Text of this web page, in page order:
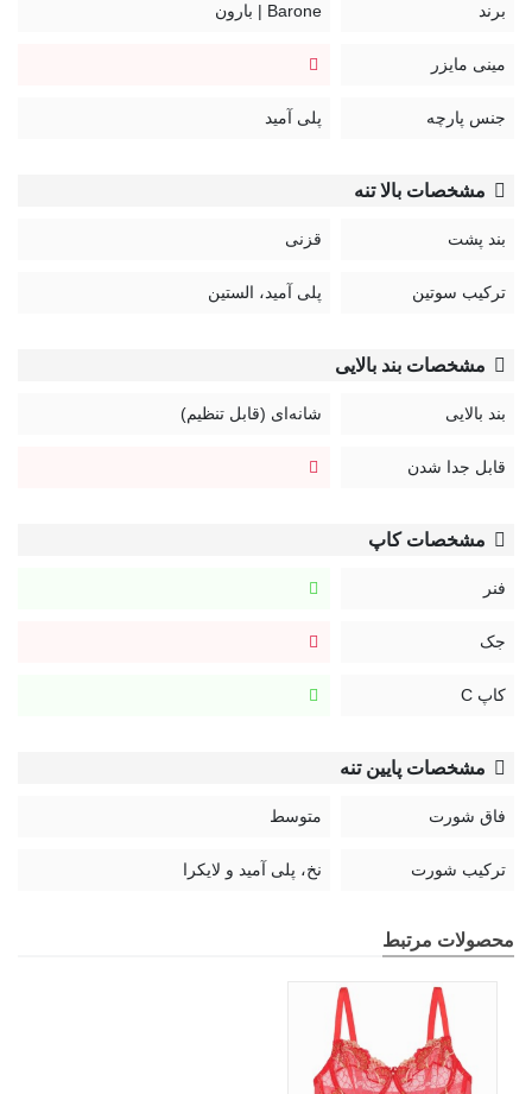
335
برند Barone | بارون
مینی مایزر
جنس پارچه پلی آمید
مشخصات بالا تنه
بند پشت قزنی
ترکیب سوتین پلی آمید، الستین
مشخصات بند بالایی
بند بالایی شانه‌ای (قابل تنظیم)
قابل جدا شدن
مشخصات کاپ
فنر
جک
کاپ C
مشخصات پایین تنه
فاق شورت متوسط
ترکیب شورت نخ، پلی آمید و لایکرا
محصولات مرتبط